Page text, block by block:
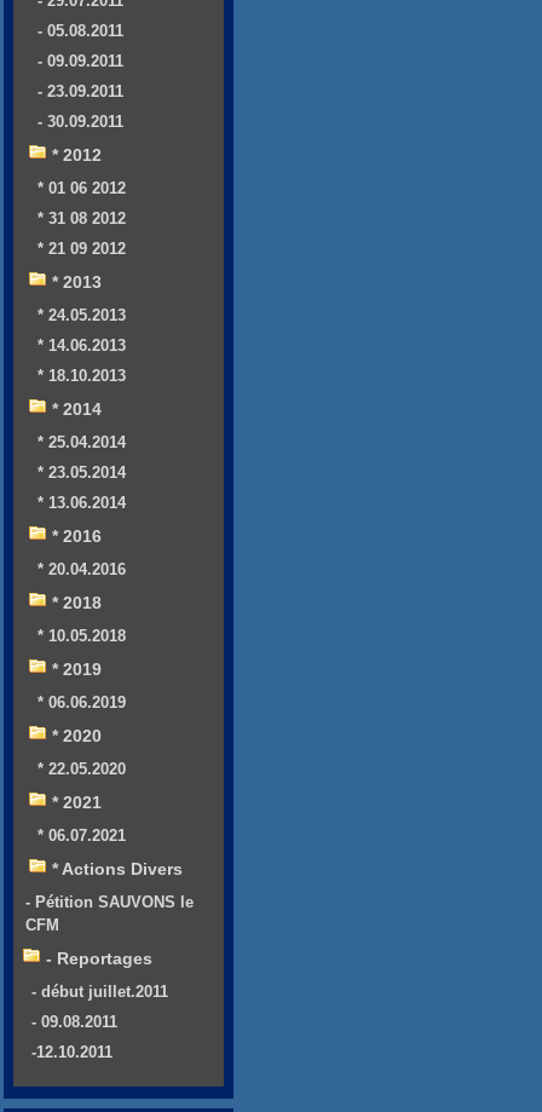
- 05.08.2011
- 09.09.2011
- 23.09.2011
- 30.09.2011
* 2012
* 01 06 2012
* 31 08 2012
* 21 09 2012
* 2013
* 24.05.2013
* 14.06.2013
* 18.10.2013
* 2014
* 25.04.2014
* 23.05.2014
* 13.06.2014
* 2016
* 20.04.2016
* 2018
* 10.05.2018
* 2019
* 06.06.2019
* 2020
* 22.05.2020
* 2021
* 06.07.2021
* Actions Divers
- Pétition SAUVONS le
CFM
- Reportages
- début juillet.2011
- 09.08.2011
-12.10.2011